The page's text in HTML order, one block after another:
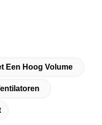
Een Hoog Volume